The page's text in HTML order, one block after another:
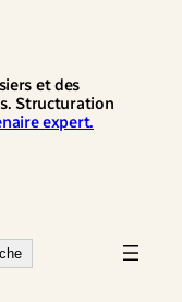
et des
Structuration
expert.